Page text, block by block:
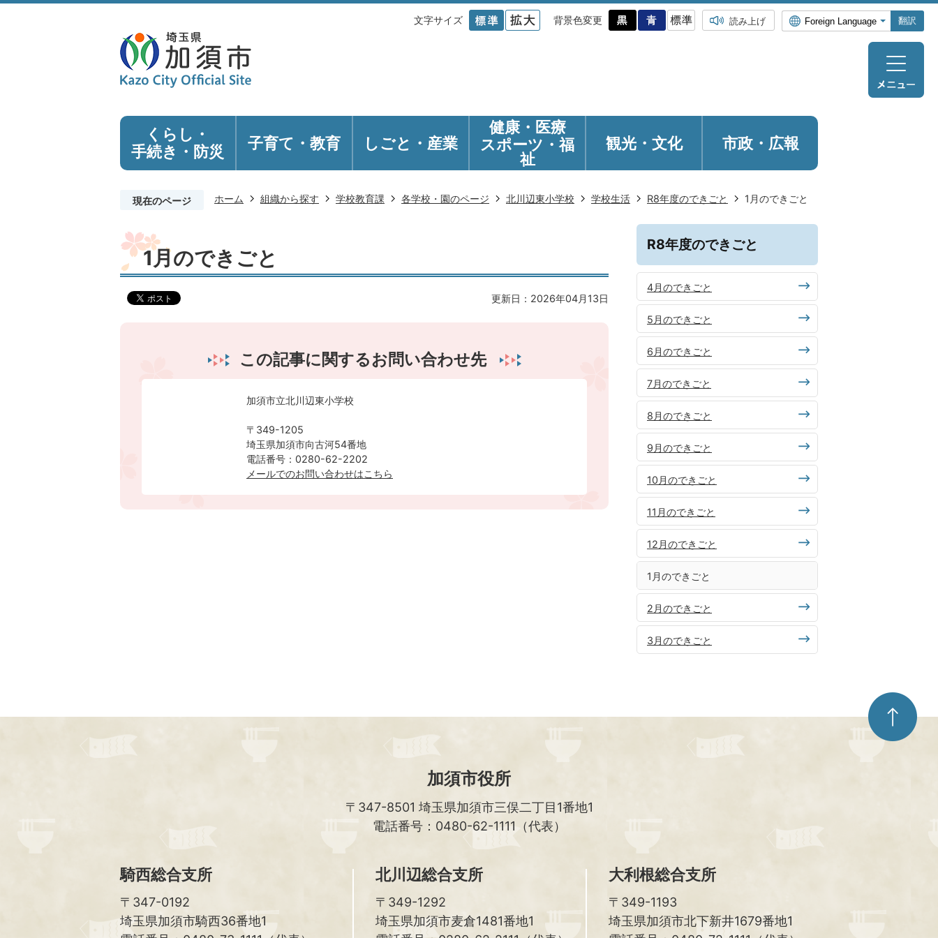
文字サイズ 背景色変更 読み上げ 翻訳
くらし・
手続き ・防災 子育て・教育 しごと・産業
健康・医療
スポーツ・福
祉
観光・ 文化 市政・広報
現在のページ ホーム 組織から探す 学校教育課 各学校・園のページ 北川辺東小学校 学校生活 R8年度のできごと 1月のできごと
1月のできごと
更新日：2026年04月13日
この記事に関するお問い合わせ先
加須市立北川辺東小学校
〒349-1205
埼玉県加須市向古河54番地
電話番号：0280-62-2202
メールでのお問い合わせはこちら
R8年度のできごと
4月のできごと
5月のできごと
6月のできごと
7月のできごと
8月のできごと
9月のできごと
10月のできごと
11月のできごと
12月のできごと
1月のできごと
2月のできごと
3月のできごと
ペ
ー
ジ
加須市役所
〒347-8501 埼玉県加須市三俣二丁目1番地1
電話番号：0480-62-1111（代表）
騎西総合支所
〒347-0192
埼玉県加須市騎西36番地1
北川辺総合支所
〒349-1292
埼玉県加須市麦倉1481番地1
大利根総合支所
〒349-1193
埼玉県加須市北下新井1679番地1